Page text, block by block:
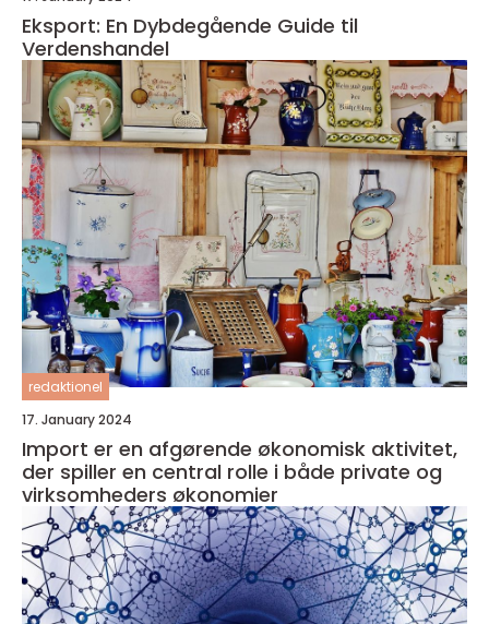
Eksport: En Dybdegående Guide til
Verdenshandel
redaktionel
17. January 2024
Import er en afgørende økonomisk aktivitet,
der spiller en central rolle i både private og
virksomheders økonomier